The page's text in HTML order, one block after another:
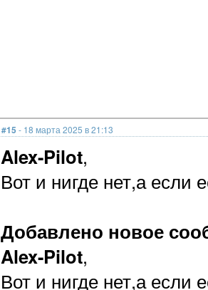
#15 - 18 марта 2025 в 21:13
Alex-Pilot,
Вот и нигде нет,а если
Добавлено новое
Alex-Pilot,
Вот и нигде нет,а если